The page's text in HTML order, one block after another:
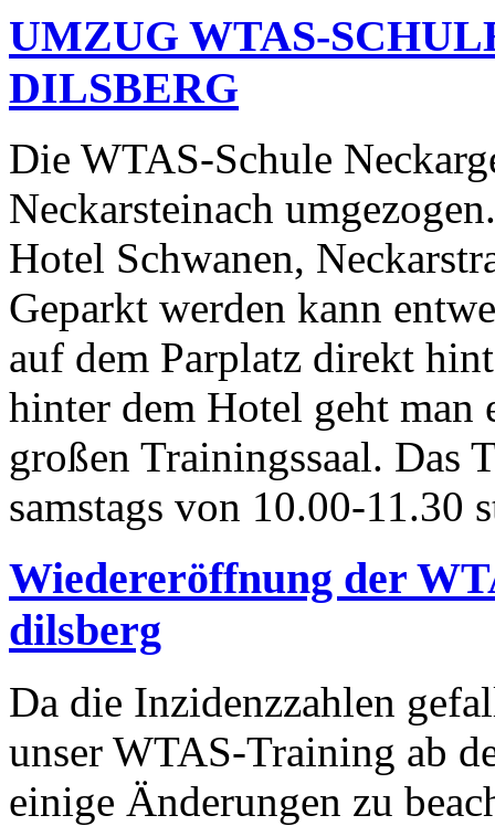
UMZUG WTAS-
DILSBERG
Die WTAS-Schule
Neckarsteinach
Hotel Schwanen,
Geparkt werden kann
auf dem Parplatz direkt
hinter dem Hotel geht
großen Trainingssaal.
samstags von 10.00-11.30
Wiedereröffnung der
dilsberg
Da die Inzidenzzahlen
unser WTAS-Training ab
einige Änderungen zu